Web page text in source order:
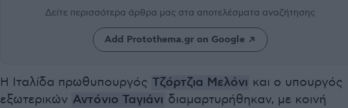
Δείτε περισσότερα άρθρα μας στα αποτελέσματα αναζήτησης
Add Protothema.gr on Google
Η Ιταλίδα πρωθυπουργός Τζόρτζια Μελόνι και ο υπουργός
εξωτερικών Αντόνιο Ταγιάνι διαμαρτυρήθηκαν, με κοινή